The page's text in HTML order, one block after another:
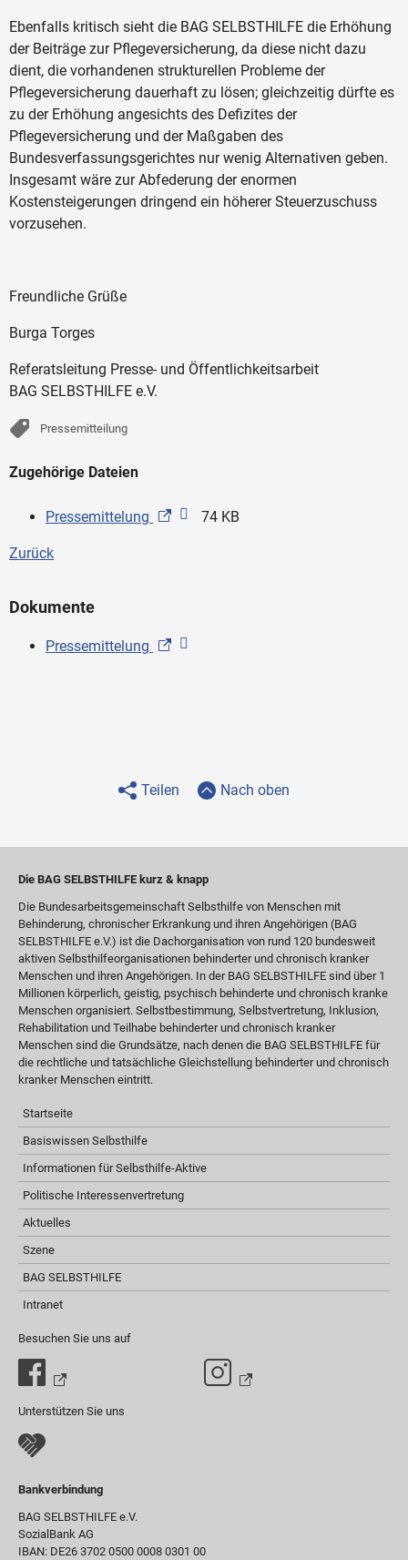
Ebenfalls kritisch sieht die BAG SELBSTHILFE die Erhöhung
der Beiträge zur Pflegeversicherung, da diese nicht dazu
dient, die vorhandenen strukturellen Probleme der
Pflegeversicherung dauerhaft zu lösen; gleichzeitig dürfte es
zu der Erhöhung angesichts des Defizites der
Pflegeversicherung und der Maßgaben des
Bundesverfassungsgerichtes nur wenig Alternativen geben.
Insgesamt wäre zur Abfederung der enormen
Kostensteigerungen dringend ein höherer Steuerzuschuss
vorzusehen.
Freundliche Grüße
Burga Torges
Referatsleitung Presse- und Öffentlichkeitsarbeit
BAG SELBSTHILFE e.V.
Pressemitteilung
Zugehörige Dateien
Pressemittelung 74 KB
Zurück
Dokumente
Pressemittelung
Teilen Nach oben
Die BAG SELBSTHILFE kurz & knapp
Die Bundesarbeitsgemeinschaft Selbsthilfe von Menschen mit
Behinderung, chronischer Erkrankung und ihren Angehörigen (BAG
SELBSTHILFE e.V.) ist die Dachorganisation von rund 120 bundesweit
aktiven Selbsthilfeorganisationen behinderter und chronisch kranker
Menschen und ihren Angehörigen. In der BAG SELBSTHILFE sind über 1
Millionen körperlich, geistig, psychisch behinderte und chronisch kranke
Menschen organisiert. Selbstbestimmung, Selbstvertretung, Inklusion,
Rehabilitation und Teilhabe behinderter und chronisch kranker
Menschen sind die Grundsätze, nach denen die BAG SELBSTHILFE für
die rechtliche und tatsächliche Gleichstellung behinderter und chronisch
kranker Menschen eintritt.
Startseite
Basiswissen Selbsthilfe
Informationen für Selbsthilfe-Aktive
Politische Interessenvertretung
Aktuelles
Szene
BAG SELBSTHILFE
Intranet
Besuchen Sie uns auf
Unterstützen Sie uns
Bankverbindung
BAG SELBSTHILFE e.V.
SozialBank AG
IBAN: DE26 3702 0500 0008 0301 00